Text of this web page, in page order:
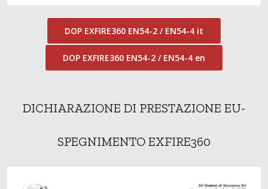
DOP EXFIRE360 EN54-2 / EN54-4 it
DOP EXFIRE360 EN54-2 / EN54-4 en
DICHIARAZIONE DI PRESTAZIONE EU-
SPEGNIMENTO EXFIRE360